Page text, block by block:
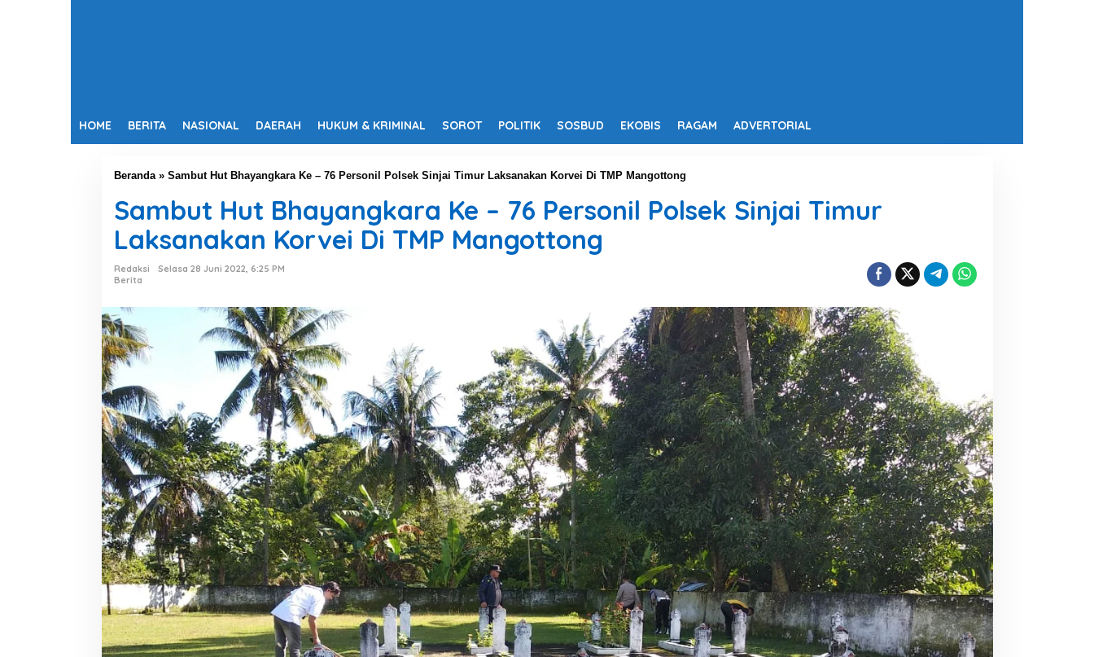
HOME BERITA NASIONAL DAERAH HUKUM & KRIMINAL SOROT POLITIK SOSBUD EKOBIS RAGAM ADVERTORIAL
Beranda» Sambut Hut Bhayangkara Ke – 76 Personil Polsek Sinjai Timur Laksanakan Korvei Di TMP Mangottong
Sambut Hut Bhayangkara Ke – 76 Personil Polsek Sinjai Timur
Laksanakan Korvei Di TMP Mangottong
Redaksi
Selasa 28 Juni 2022, 6:25 PM
Berita